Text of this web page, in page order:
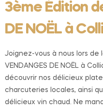
3ème Édition
DE NOËL à
Joignez-vous à nous lors de
VENDANGES DE NOËL à
découvrir nos délicieux
charcuteries locales, ainsi
délicieux vin chaud. Ne